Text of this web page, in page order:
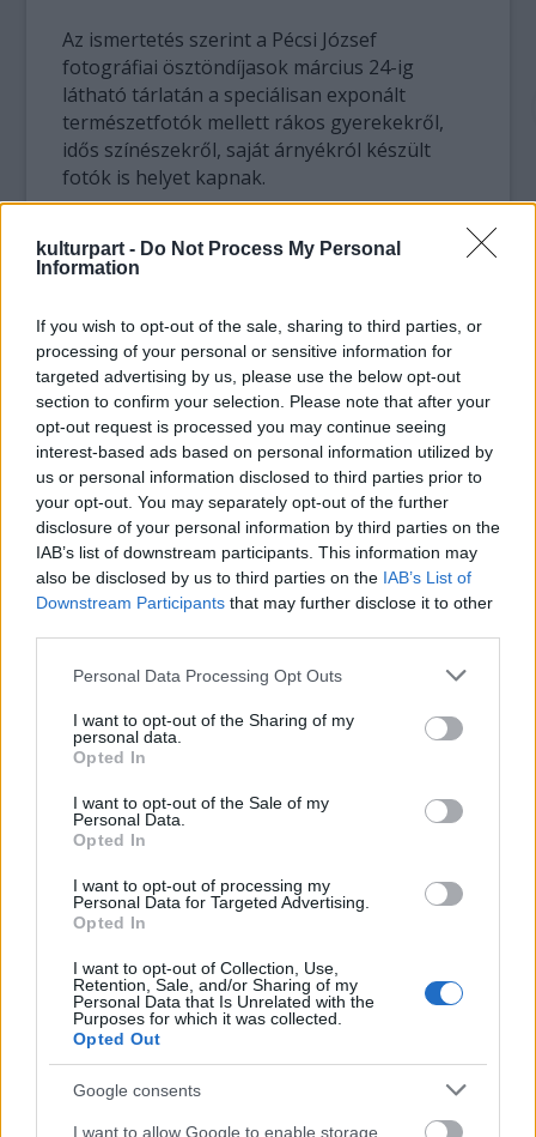
kulturpart - Do Not Process My Personal
Information
If you wish to opt-out of the sale, sharing to third parties, or
processing of your personal or sensitive information for
targeted advertising by us, please use the below opt-out
section to confirm your selection. Please note that after your
opt-out request is processed you may continue seeing
interest-based ads based on personal information utilized by
us or personal information disclosed to third parties prior to
your opt-out. You may separately opt-out of the further
disclosure of your personal information by third parties on the
IAB’s list of downstream participants. This information may
also be disclosed by us to third parties on the IAB’s List of
Downstream Participants that may further disclose it to other
Please note that this website/app uses one or more Google
not limited to your visit or usage behaviour. You may click to
grant or deny consent to Google and its third-party tags to
use your data for below specified purposes in below Google
consent section.
Personal Data Processing Opt Outs
I want to opt-out of the Sharing of my
personal data.
Opted In
I want to opt-out of the Sale of my
Personal Data.
Opted In
I want to opt-out of processing my
Personal Data for Targeted Advertising.
Opted In
I want to opt-out of Collection, Use,
Retention, Sale, and/or Sharing of my
Personal Data that Is Unrelated with the
Purposes for which it was collected.
Opted Out
Google consents
I want to allow Google to enable storage
Az ismertetés szerint a Pécsi József
fotográfiai ösztöndíjasok március 24-ig
látható tárlatán a speciálisan exponált
természetfotók mellett rákos gyerekekről,
idős színészekről, saját árnyékról készült
fotók is helyet kapnak.
A kulturális tárca 1991 óta hirdet pályázatot a
Pécsi József Fotóművészeti Ösztöndíj
két vagy három évre odaítélt ösztöndíj célja,
hogy segítse a színvonalas művek alkotóinak
a pályáját, művészi fejlődését.
A Mai Manó Ház beszámolt arról is, hogy
Balla Demeternek megközelítőleg 50 fotóját
állítják ki. A Kossuth- és Balázs Béla-díjas
érdemes művész fekete-fehér munkáit április
6-ig nézhetik meg a vendégek.
"Így, ebben a válogatásban Balla Demeter
képei még nem kaptak nyilvánosságot. A
fotókiállítással most csak annyit szeretnénk,
hogy mindazok, akik ismerték, ismerik
maguknak új, eddig talán nem látott képeket,
s a képek által Demeter egy másik, eddig nem
összegzésében.
Képző